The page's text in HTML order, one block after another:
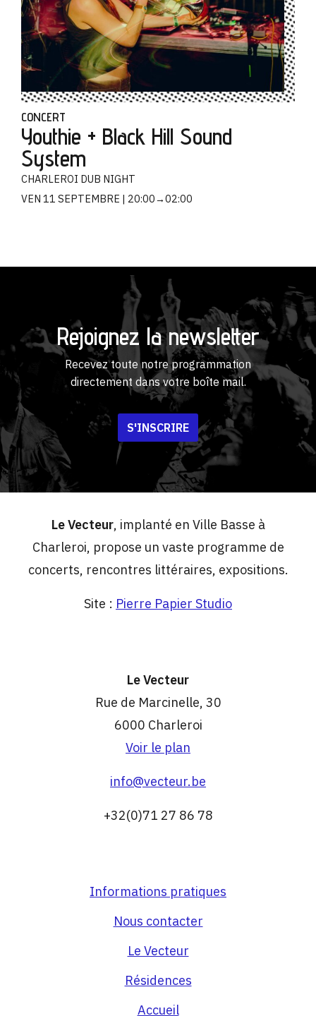
CONCERT
Youthie + Black Hill Sound
System
CHARLEROI DUB NIGHT
VEN 11 SEPTEMBRE
20:00→02:00
Rejoignez la newsletter
Recevez toute notre programmation
directement dans votre boîte mail.
S'INSCRIRE
Le Vecteur, implanté en Ville Basse à
Charleroi, propose un vaste programme de
concerts, rencontres littéraires, expositions.
Site : Pierre Papier Studio
Le Vecteur
Rue de Marcinelle, 30
6000 Charleroi
Voir le plan
info@vecteur.be
+32(0)71 27 86 78
Informations pratiques
Nous contacter
Le Vecteur
Résidences
Accueil